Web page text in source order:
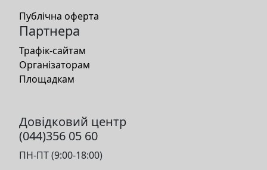
Публічна оферта
Партнера
Трафік-сайтам
Організаторам
Площадкам
Довідковий центр
(044)356 05 60
ПН-ПТ (9:00-18:00)